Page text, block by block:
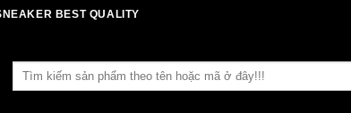
BEST QUALITY
Search